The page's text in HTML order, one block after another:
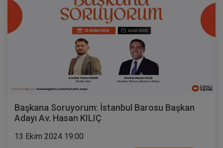
Başkana Soruyorum: İstanbul Barosu Başkan
Adayı Av. Hasan KILIÇ
13 Ekim 2024 19:00